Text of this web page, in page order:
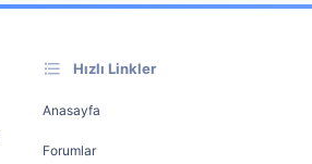
Hızlı Linkler
Anasayfa
Forumlar